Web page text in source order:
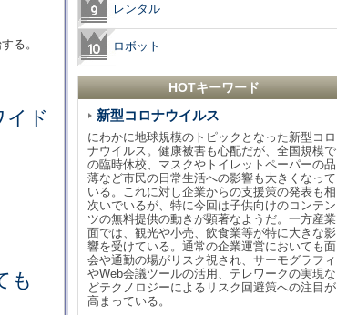
る。
イド
も
レンタル
ロボット
HOTキーワード
新型コロナウイルス
にわかに地球規模のトピックとなった新型コロ
ナウイルス。健康被害も心配だが、全国規模で
の臨時休校、マスクやトイレットペーパーの品
薄など市民の日常生活への影響も大きくなって
いる。これに対し企業からの支援策の発表も相
次いでいるが、特に今回は子供向けのコンテン
ツの無料提供の動きが顕著なようだ。一方産業
面では、観光や小売、飲食業等が特に大きな影
響を受けている。通常の企業運営においても面
会や通勤の場がリスク視され、サーモグラフィ
やWeb会議ツールの活用、テレワークの実現な
どテクノロジーによるリスク回避策への注目が
高まっている。